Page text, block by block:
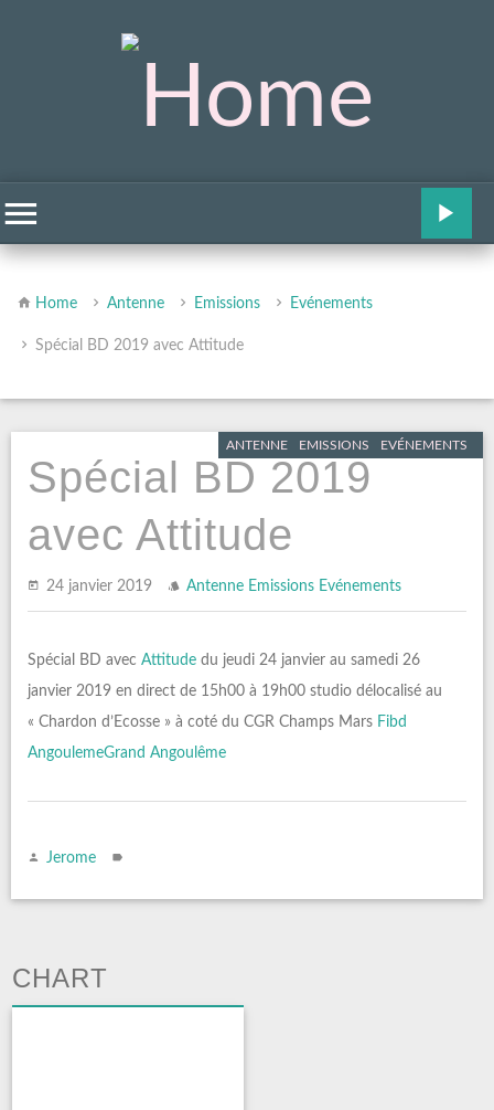
Home Antenne Emissions Evénements
Spécial BD 2019 avec Attitude
ANTENNE EMISSIONS EVÉNEMENTS
Spécial BD 2019
avec Attitude
24 janvier 2019 Antenne Emissions Evénements
Spécial BD avec Attitude du jeudi 24 janvier au samedi 26
janvier 2019 en direct de 15h00 à 19h00 studio délocalisé au
« Chardon d’Ecosse » à coté du CGR Champs Mars Fibd
AngoulemeGrand Angoulême
Jerome
CHART